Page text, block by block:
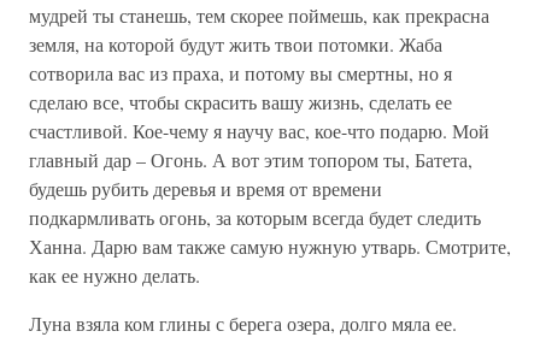
мудрей ты станешь, тем скорее поймешь, как прекрасна
земля, на которой будут жить твои потомки. Жаба
сотворила вас из праха, и потому вы смертны, но я
сделаю все, чтобы скрасить вашу жизнь, сделать ее
счастливой. Кое-чему я научу вас, кое-что подарю. Мой
главный дар – Огонь. А вот этим топором ты, Батета,
будешь рубить деревья и время от времени
подкармливать огонь, за которым всегда будет следить
Ханна. Дарю вам также самую нужную утварь. Смотрите,
как ее нужно делать.
Луна взяла ком глины с берега озера, долго мяла ее.